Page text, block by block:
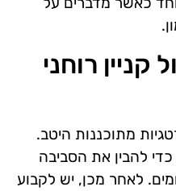
קניין רוחני
מתוכננות היטב.
להבין את הסביבה
לאחר מכן, יש לקבוע